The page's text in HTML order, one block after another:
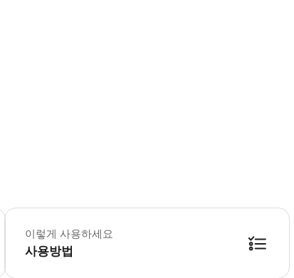
뉴질랜드의 마지막 원시림 중 하나인 오코헤리키 숲을 탐험해보세요
이렇게 사용하세요
사용방법